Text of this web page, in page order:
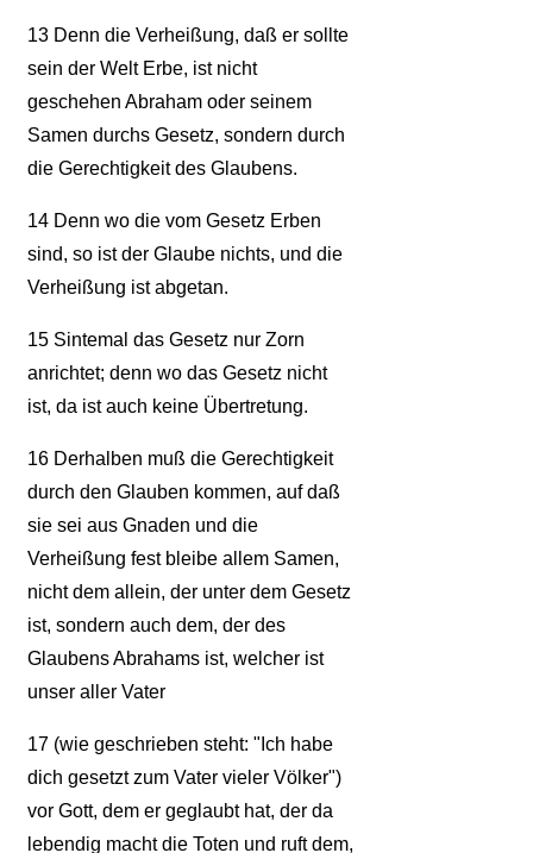
13Denn die Verheißung, daß er sollte
sein der Welt Erbe, ist nicht
geschehen Abraham oder seinem
Samen durchs Gesetz, sondern durch
die Gerechtigkeit des Glaubens.
14Denn wo die vom Gesetz Erben
sind, so ist der Glaube nichts, und die
Verheißung ist abgetan.
15Sintemal das Gesetz nur Zorn
anrichtet; denn wo das Gesetz nicht
ist, da ist auch keine Übertretung.
16Derhalben muß die Gerechtigkeit
durch den Glauben kommen, auf daß
sie sei aus Gnaden und die
Verheißung fest bleibe allem Samen,
nicht dem allein, der unter dem Gesetz
ist, sondern auch dem, der des
Glaubens Abrahams ist, welcher ist
unser aller Vater
17(wie geschrieben steht: "Ich habe
dich gesetzt zum Vater vieler Völker")
vor Gott, dem er geglaubt hat, der da
lebendig macht die Toten und ruft dem,